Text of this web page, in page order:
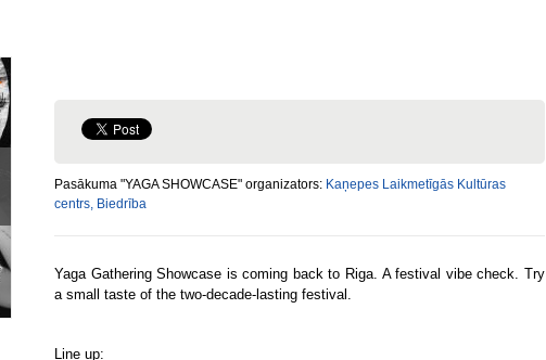
Pasākuma "YAGA SHOWCASE" organizators: Kaņepes Laikmetīgās Kultūras
centrs, Biedrība
Yaga Gathering Showcase is coming back to Riga. A festival vibe check. Try
a small taste of the two-decade-lasting festival.
Line up: